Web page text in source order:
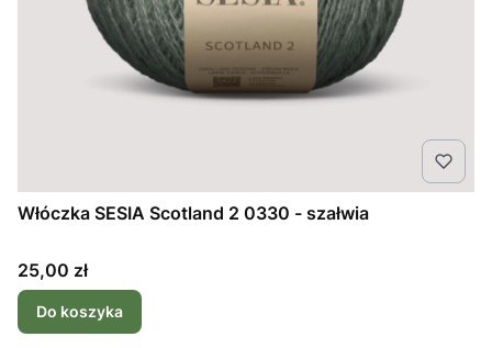
Włóczka SESIA Scotland 2 0330 - szałwia
Cena
25,00 zł
Do koszyka